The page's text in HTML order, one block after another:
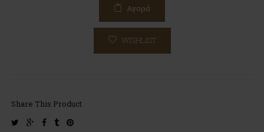
Αγορά
WISHLIST
Share This Product
twittergoogle-facebook
tumblrpinterest